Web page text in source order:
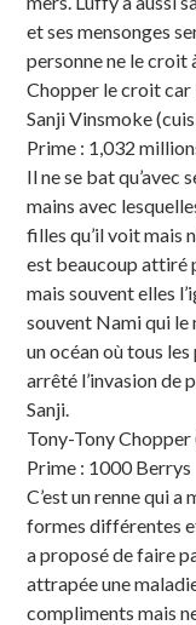
et ses mensonges
personne ne le croit
Chopper le croit car
Sanji Vinsmoke
Prime : 1,032
Il ne se bat qu’avec
mains avec
filles qu’il voit mais
est beaucoup attiré
mais souvent elles
souvent Nami qui
un océan où tous
arrêté l’invasion de
Sanji.
Tony-Tony Chopper
Prime : 1000 Berrys
C’est un renne qui a
formes différentes
a proposé de faire
attrapée une
compliments mais